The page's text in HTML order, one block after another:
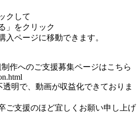
クして
」をクリック
ページに移動できます。
作へのご支援募集ページはこちら
透明で、動画が収益化できておりま
ご支援のほど宜しくお願い申し上げ